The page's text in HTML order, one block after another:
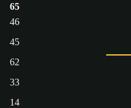
65
46
45
62
33
14